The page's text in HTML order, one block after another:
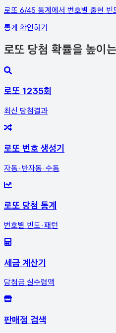
로또 6/45 통계에서 번호별 출현 빈
통계 확인하기
로또 당첨 확률을 높이
로또 1235회
최신 당첨결과
로또 번호 생성기
자동·반자동·수동
로또 당첨 통계
번호별 빈도·패턴
세금 계산기
당첨금 실수령액
판매점 검색